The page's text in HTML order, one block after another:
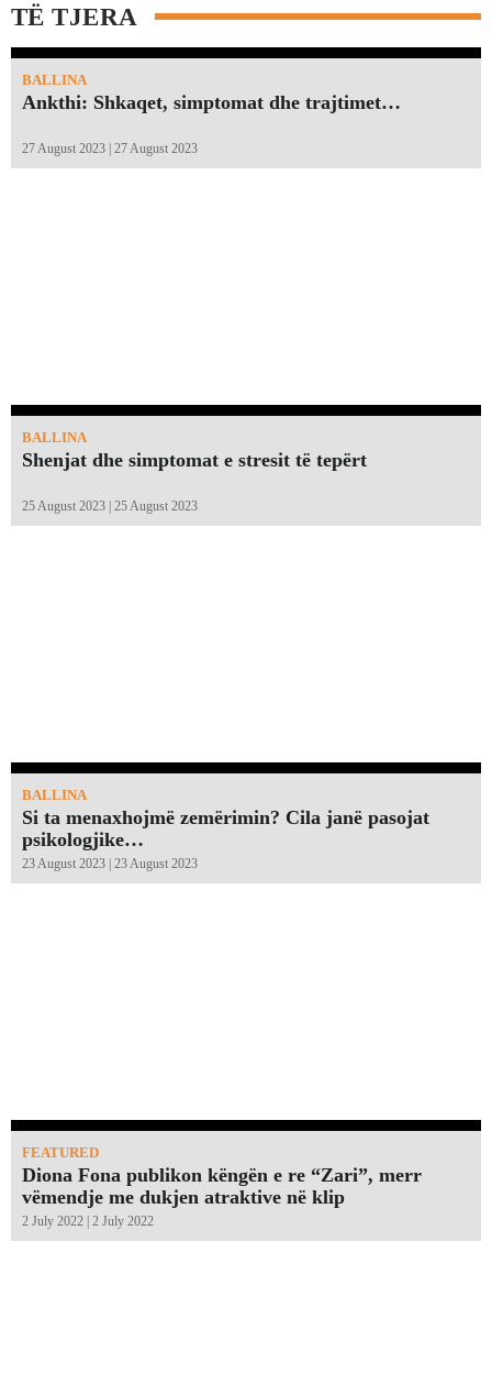
TË TJERA
BALLINA
Ankthi: Shkaqet, simptomat dhe trajtimet…
27 August 2023 | 27 August 2023
BALLINA
Shenjat dhe simptomat e stresit të tepërt
25 August 2023 | 25 August 2023
BALLINA
Si ta menaxhojmë zemërimin? Cila janë pasojat
psikologjike…
23 August 2023 | 23 August 2023
FEATURED
Diona Fona publikon këngën e re “Zari”, merr
vëmendje me dukjen atraktive në klip
2 July 2022 | 2 July 2022